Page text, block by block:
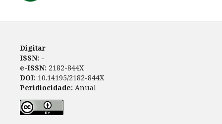
Digitar
ISSN: -
e-ISSN: 2182-844X
DOI: 10.14195/2182-844X
Peridiocidade: Anual